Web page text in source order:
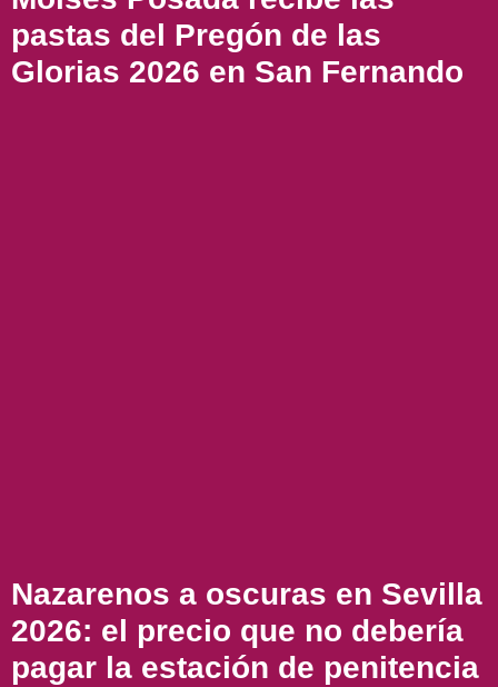
pastas del Pregón de las
Glorias 2026 en San Fernando
Nazarenos a oscuras en Sevilla
2026: el precio que no debería
pagar la estación de penitencia